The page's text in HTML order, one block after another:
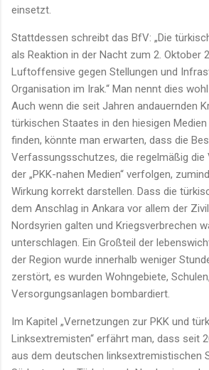
einsetzt.
Stattdessen schreibt das BfV: „Die
als Reaktion in der Nacht zum 2. Oktober
Luftoffensive gegen Stellungen und
Organisation im Irak.“ Man nennt dies
Auch wenn die seit Jahren andauernden
türkischen Staates in den hiesigen
finden, könnte man erwarten, dass die
Verfassungsschutzes, die regelmäßig
der „PKK-nahen Medien“ verfolgen,
Wirkung korrekt darstellen. Dass die
dem Anschlag in Ankara vor allem der
Nordsyrien galten und Kriegsverbrechen
unterschlagen. Ein Großteil der
der Region wurde innerhalb weniger
zerstört, es wurden Wohngebiete,
Versorgungsanlagen bombardiert.
Im Kapitel „Vernetzungen zur PKK und
Linksextremisten“ erfährt man, dass seit
aus dem deutschen linksextremistischen